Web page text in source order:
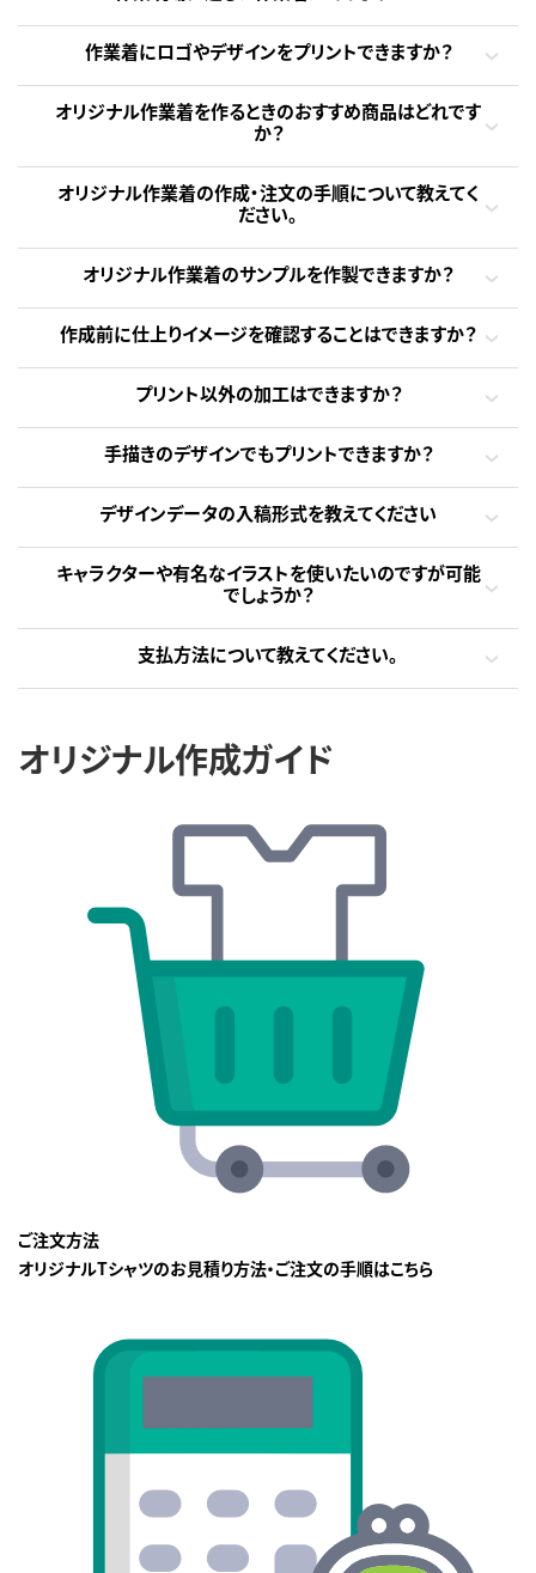
作業着にロゴやデザインをプリントできますか？
オリジナル作業着を作るときのおすすめ商品はどれです
か？
オリジナル作業着の作成・注文の手順について教えてく
ださい。
オリジナル作業着のサンプルを作製できますか？
作成前に仕上りイメージを確認することはできますか？
プリント以外の加工はできますか？
手描きのデザインでもプリントできますか？
デザインデータの入稿形式を教えてください
キャラクターや有名なイラストを使いたいのですが可能
でしょうか？
支払方法について教えてください。
オリジナル作成ガイド
ご注文方法
オリジナルTシャツのお見積り方法・ご注文の手順はこちら